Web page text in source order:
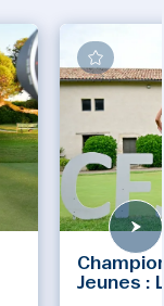
Jeunes :